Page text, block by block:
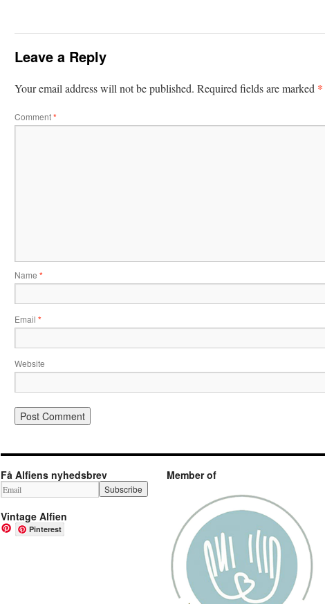
Leave a Reply
Your email address will not be published. Required fields are marked *
Comment*
Name *
Email *
Website
Få Alfiens nyhedsbrev
Vintage Alfien
Pinterest
Member of